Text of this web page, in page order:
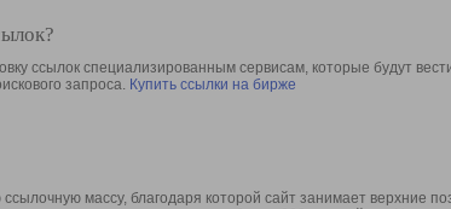
ссылок специализированным сервисам, которые будут
запроса. Купить ссылки на бирже
массу, благодаря которой сайт занимает верхние